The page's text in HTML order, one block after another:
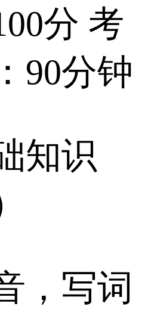
分 考
90分钟
知识
，写词